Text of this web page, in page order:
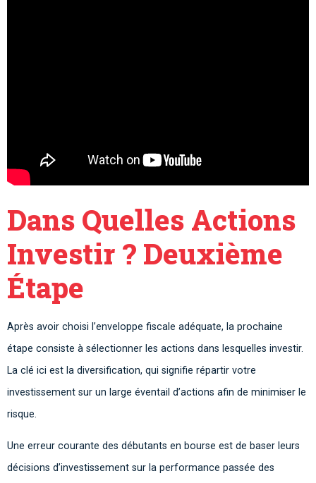
Dans Quelles Actions
Investir ? Deuxième
Étape
Après avoir choisi l’enveloppe fiscale adéquate, la prochaine
étape consiste à sélectionner les actions dans lesquelles investir.
La clé ici est la diversification, qui signifie répartir votre
investissement sur un large éventail d’actions afin de minimiser le
risque.
Une erreur courante des débutants en bourse est de baser leurs
décisions d’investissement sur la performance passée des